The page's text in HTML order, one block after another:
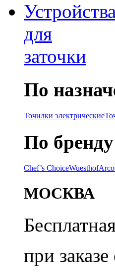
Устройства
для
заточки
По
Точилки электрические
По бренду
Chef’s ChoiceWuesthof
МОСКВА
при